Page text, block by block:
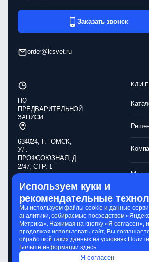
Заказать звонок
order@lcsvet.ru
ПО
ПРЕДВАРИТЕЛЬНОЙ
ЗАПИСИ
634024, Г. ТОМСК,
УЛ.
ПРОФСОЮЗНАЯ, Д.
2/47, СТР. 1
Обработка
персональных
данных
Политика
конфиденциальности
Обработка cookie-
файлов
Используем куки и
рекомендательные
Мы используем файлы cookie и данные
аналитики, собираемые посредством «Яндекс
Метрика». Нажимая на кнопку «Я согласен»,
продолжая использовать сайт, Вы
обработкой таких данных на условиях
Больше информации здесь
Я согласен